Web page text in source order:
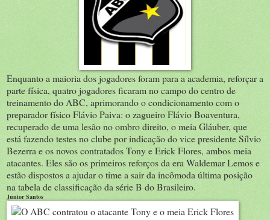
Enquanto a maioria dos jogadores foram para a academia, reforçar a
parte física, quatro jogadores ficaram no campo do centro de
treinamento do ABC, aprimorando o condicionamento com o
preparador físico Flávio Paiva: o zagueiro Flávio Boaventura,
recuperado de uma lesão no ombro direito, o meia Gláuber, que
está fazendo testes no clube por indicação do vice presidente Sílvio
Bezerra e os novos contratados Tony e Erick Flores, ambos meia
atacantes. Eles são os primeiros reforços da era Waldemar Lemos e
estão dispostos a ajudar o time a sair da incômoda última posição
na tabela de classificação da série B do Brasileiro.
Júnior Santos